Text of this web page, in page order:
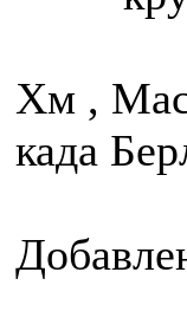
Хм ,
када